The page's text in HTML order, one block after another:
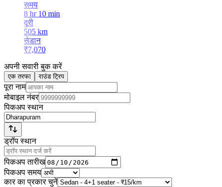
समय
8 hr 10 min
दूरी
505 km
सेडान
₹7,070
अपनी सवारी बुक करें
एक तरफा राउंड ट्रिप
पूरा नाम
मोबाइल नंबर
पिकअप स्थान
ड्रॉप स्थान
पिकअप तारीख
पिकअप समय
कार का प्रकार चुनें